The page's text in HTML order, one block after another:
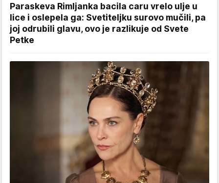
Paraskeva Rimljanka bacila caru vrelo ulje u
lice i oslepela ga: Svetiteljku surovo mučili, pa
joj odrubili glavu, ovo je razlikuje od Svete
Petke